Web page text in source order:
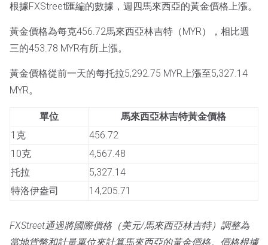
根據FXStreet匯編的數據，週四馬來西亞的黃金價格上漲。
黃金價格為每克456.72馬來西亞林吉特（MYR），相比週
三的453.78 MYR有所上漲。
黃金價格從前一天的每托拉5,292.75 MYR上漲至5,327.14
MYR。
單位
馬來西亞林吉特黃金價格
1克
456.72
10克
4,567.48
托拉
5,327.14
特洛伊盎司
14,205.71
FXStreet通過將國際價格（美元/馬來西亞林吉特）調整為
當地貨幣和計量單位來計算馬來西亞的黃金價格。價格根據